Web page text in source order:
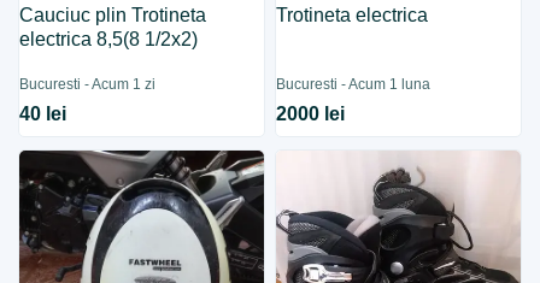
Cauciuc plin Trotineta
electrica 8,5(8 1/2x2)
Bucuresti - Acum 1 zi
40 lei
Trotineta electrica
Bucuresti - Acum 1 luna
2000 lei